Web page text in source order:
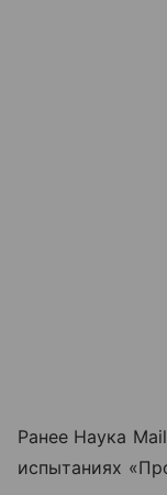
Ранее Наука Mail
испытаниях